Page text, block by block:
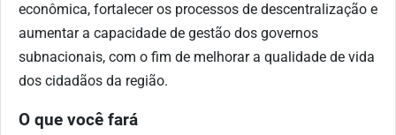
econômica, fortalecer os processos de descentralização e
aumentar a capacidade de gestão dos governos
subnacionais, com o fim de melhorar a qualidade de vida
dos cidadãos da região.
O que você fará